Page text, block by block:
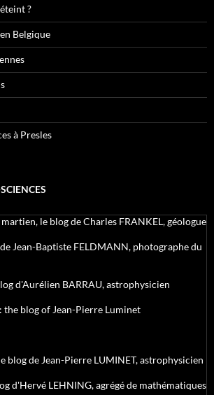
?
Belgique
à Presles
le blog de Charles FRANKEL, géologue
Jean-Baptiste FELDMANN, photographe du
d'Aurélien BARRAU, astrophysicien
the blog of Jean-Pierre Luminet
blog de Jean-Pierre LUMINET, astrophysicien
d'Hervé LEHNING, agrégé de mathématiques